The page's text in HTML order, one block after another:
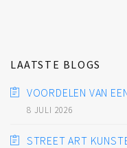
LAATSTE BLOGS
VOORDELEN VAN
8 JULI 2026
STREET ART